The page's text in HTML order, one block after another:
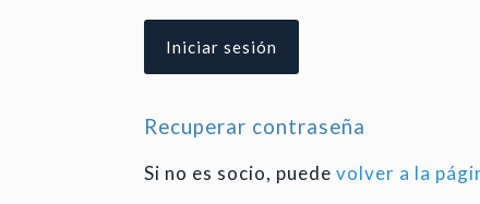
Recuperar contraseña
Si no es socio, puedevolver a la